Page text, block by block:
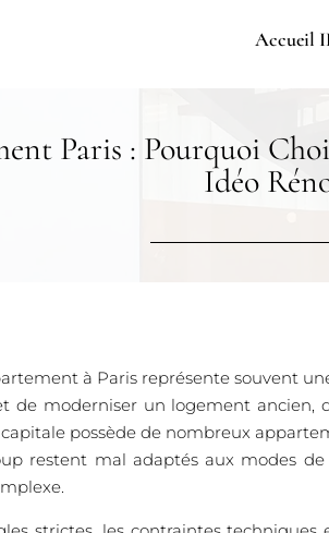
Accueil
Paris : Pourquoi
Idéo
à Paris représente souvent
de moderniser un logement ancien,
possède de nombreux
restent mal adaptés aux modes